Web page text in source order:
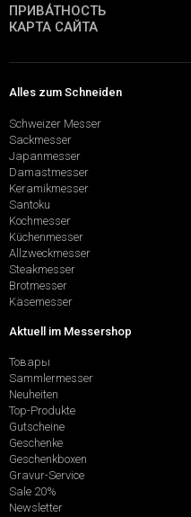
ПРИВА́ТНОСТЬ
КАРТА САЙТА
Alles zum Schneiden
Schweizer Messer
Sackmesser
Japanmesser
Damastmesser
Keramikmesser
Santoku
Kochmesser
Küchenmesser
Allzweckmesser
Steakmesser
Brotmesser
Käsemesser
Aktuell im Messershop
Товары
Sammlermesser
Neuheiten
Top-Produkte
Gutscheine
Geschenke
Geschenkboxen
Gravur-Service
Sale 20%
Newsletter